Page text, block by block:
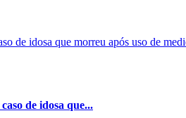
de idosa que...